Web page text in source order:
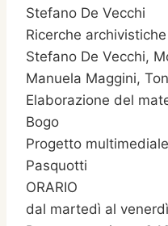
Stefano De Vecchi
Ricerche
Stefano De Vecchi,
Manuela Maggini,
Elaborazione del
Bogo
Progetto
Pasquotti
ORARIO
dal martedì al